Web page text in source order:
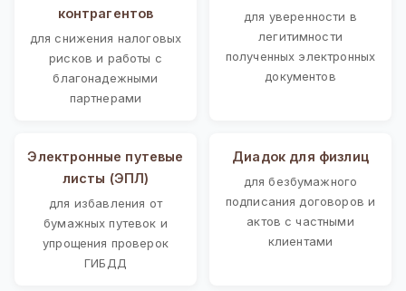
контрагентов
для снижения налоговых
рисков и работы с
благонадежными
партнерами
для уверенности в
легитимности
полученных электронных
документов
Электронные путевые
листы (ЭПЛ)
для избавления от
бумажных путевок и
упрощения проверок
ГИБДД
Диадок для физлиц
для безбумажного
подписания договоров и
актов с частными
клиентами